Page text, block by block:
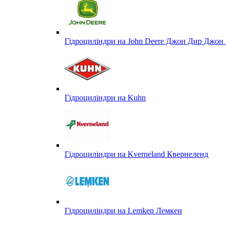
Гідроциліндри на John Deere Джон Дир Джон
Гідроциліндри на Kuhn
Гідроциліндри на Kverneland Квернеленд
Гідроциліндри на Lemken Лемкен